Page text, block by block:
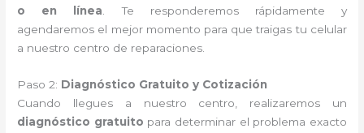
o en línea. Te responderemos rápidamente y
agendaremos el mejor momento para que traigas tu celular
a nuestro centro de reparaciones.
Paso 2: Diagnóstico Gratuito y Cotización
Cuando llegues a nuestro centro, realizaremos un
diagnóstico gratuito para determinar el problema exacto